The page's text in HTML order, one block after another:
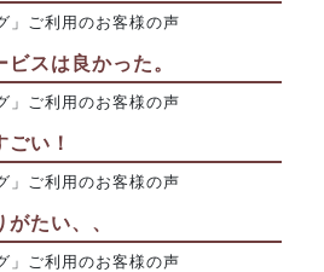
」ご利用のお客様の声
スは良かった。
」ご利用のお客様の声
い！
」ご利用のお客様の声
たい、、
」ご利用のお客様の声